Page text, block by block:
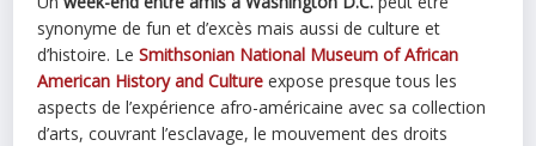
synonyme de fun et d’excès mais aussi de culture et
d’histoire. LeSmithsonian National Museum of African
American History and Culture expose presque tous les
aspects de l’expérience afro-américaine avec sa collection
d’arts, couvrant l’esclavage, le mouvement des droits